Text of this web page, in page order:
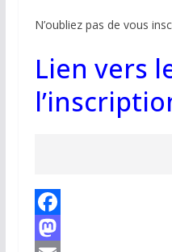
N’oubliez pas de vous
Lien vers
F